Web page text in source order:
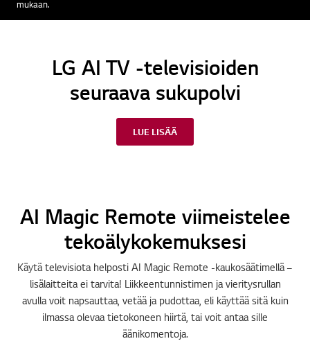
mukaan.
LG AI TV -televisioiden
seuraava sukupolvi
LUE LISÄÄ
AI Magic Remote viimeistelee
tekoälykokemuksesi
Käytä televisiota helposti AI Magic Remote -kaukosäätimellä –
lisälaitteita ei tarvita! Liikkeentunnistimen ja vieritysrullan
avulla voit napsauttaa, vetää ja pudottaa, eli käyttää sitä kuin
ilmassa olevaa tietokoneen hiirtä, tai voit antaa sille
äänikomentoja.